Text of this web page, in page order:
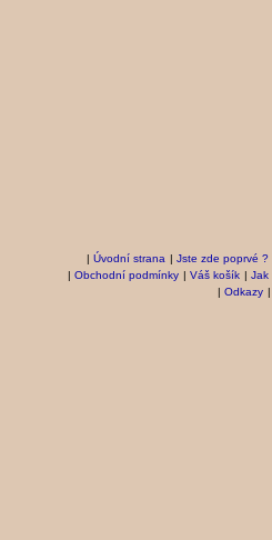
| Úvodní strana | Jste zde poprvé ?
| Obchodní podmínky | Váš košík | Jak
| Odkazy